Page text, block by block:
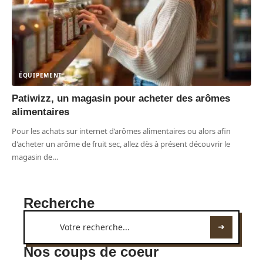
ÉQUIPEMENT
Patiwizz, un magasin pour acheter des arômes
alimentaires
Pour les achats sur internet d’arômes alimentaires ou alors afin
d'acheter un arôme de fruit sec, allez dès à présent découvrir le
magasin de…
Recherche
Nos coups de coeur